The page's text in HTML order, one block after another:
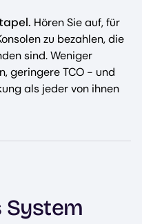
Hören Sie auf, für
zu bezahlen, die
sind. Weniger
geringere TCO - und
als jeder von ihnen
System